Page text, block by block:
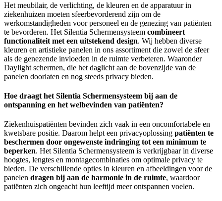
Het meubilair, de verlichting, de kleuren en de apparatuur in
ziekenhuizen moeten sfeerbevorderend zijn om de
werkomstandigheden voor personeel en de genezing van patiënten
te bevorderen. Het Silentia Schermensysteem combineert
functionaliteit met een uitstekend design. Wij hebben diverse
kleuren en artistieke panelen in ons assortiment die zowel de sfeer
als de genezende invloeden in de ruimte verbeteren. Waaronder
Daylight schermen, die het daglicht aan de bovenzijde van de
panelen doorlaten en nog steeds privacy bieden.
Hoe draagt het Silentia Schermensysteem bij aan de
ontspanning en het welbevinden van patiënten?
Ziekenhuispatiënten bevinden zich vaak in een oncomfortabele en
kwetsbare positie. Daarom helpt een privacyoplossing patiënten te
beschermen door ongewenste indringing tot een minimum te
beperken. Het Silentia Schermensysteem is verkrijgbaar in diverse
hoogtes, lengtes en montagecombinaties om optimale privacy te
bieden. De verschillende opties in kleuren en afbeeldingen voor de
panelen dragen bij aan de harmonie in de ruimte, waardoor
patiënten zich ongeacht hun leeftijd meer ontspannen voelen.